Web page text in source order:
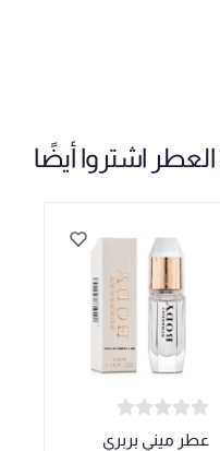
اشتروا أيضًا
عطر ميني بربري